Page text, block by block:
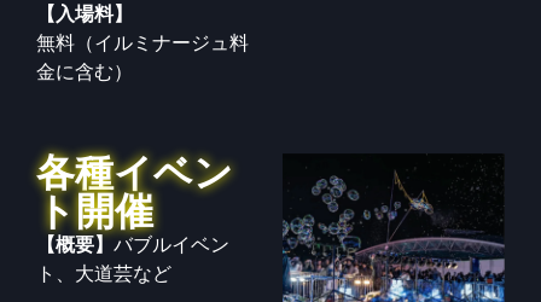
【入場料】
無料（イルミナージュ料
金に含む）
各種イベン
ト開催
【概要】 バブルイベン
ト、大道芸など